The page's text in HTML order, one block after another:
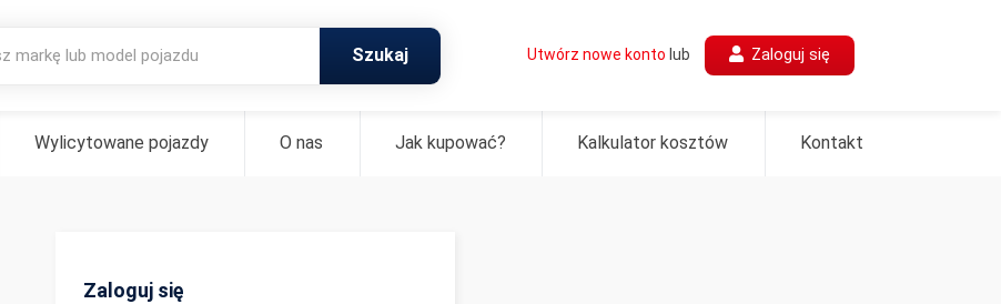
Szukaj Utwórz nowe konto lub Zaloguj się
Wylicytowane pojazdy O nas Jak kupować? Kalkulator kosztów Kontakt
Zaloguj się